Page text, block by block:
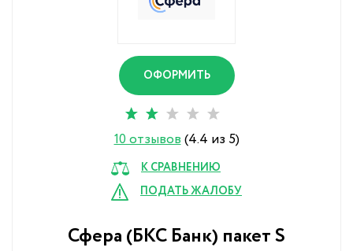
ОФОРМИТЬ
10 отзывов(4.4 из 5)
К СРАВНЕНИЮ
ПОДАТЬ ЖАЛОБУ
Сфера (БКС Банк) пакет S